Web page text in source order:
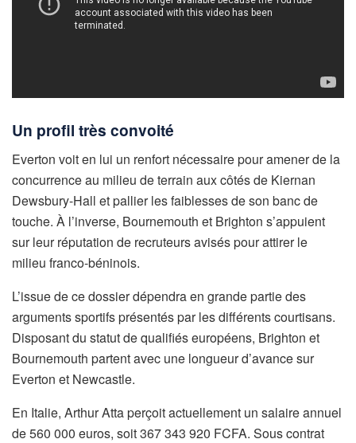
Un profil très convoité
Everton voit en lui un renfort nécessaire pour amener de la
concurrence au milieu de terrain aux côtés de Kiernan
Dewsbury-Hall et pallier les faiblesses de son banc de
touche. À l’inverse, Bournemouth et Brighton s’appuient
sur leur réputation de recruteurs avisés pour attirer le
milieu franco-béninois.
L’issue de ce dossier dépendra en grande partie des
arguments sportifs présentés par les différents courtisans.
Disposant du statut de qualifiés européens, Brighton et
Bournemouth partent avec une longueur d’avance sur
Everton et Newcastle.
En Italie, Arthur Atta perçoit actuellement un salaire annuel
de 560 000 euros, soit 367 343 920 FCFA. Sous contrat